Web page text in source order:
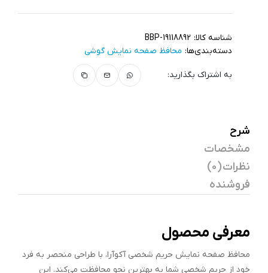
شناسه کالا: BBP-19118892
دسته‌بندی‌ها: محافظ صفحه نمایش گوشی
به اشتراک بگذارید:
شرح
مشخصات
نظرات (0)
فروشنده
معرفی محصول
محافظ صفحه نمایش حریم شخصی آکوآرا، با طراحی منحصر به فرد
خود از حریم شخصی شما به بهترین نحو محافظت می‌کند. این